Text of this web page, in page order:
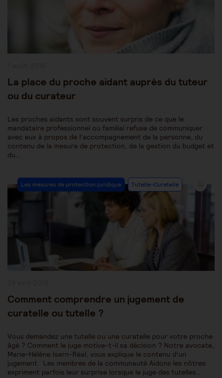
La place du proche aidant auprès du tuteur
ou du curateur
Les proches aidants sont souvent surpris de ce que le
mandataire professionnel ou familial refuse de communiquer
avec eux à propos de l’accompagnement de la personne, du
contenu de la mesure de protection, de la gestion du budget et
du…
Post
Category:
Les mesures de protection juridique Tutelle-Curatelle
Comment comprendre un jugement de
curatelle ou tutelle ?
Vous demandez une tutelle ou une curatelle pour votre proche
âgé ? Comment le juge motive-t-il sa décision ? Notre avocate,
Marie-Hélène Isern-Réal, vous explique le contenu d’un
jugement. Les membres de la communauté Aidons les nôtres
expriment parfois leur surprise lorsque le juge des tutelles…